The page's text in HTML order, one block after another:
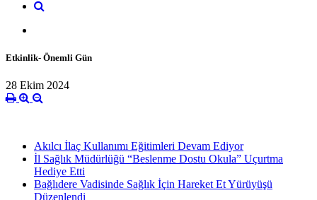
Etkinlik- Önemli Gün
28 Ekim 2024
Akılcı İlaç Kullanımı Eğitimleri Devam Ediyor
İl Sağlık Müdürlüğü “Beslenme Dostu Okula” Uçurtma
Hediye Etti
Bağlıdere Vadisinde Sağlık İçin Hareket Et Yürüyüşü
Düzenlendi